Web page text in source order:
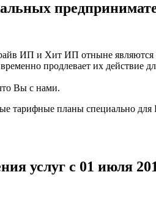
ИП и Хит ИП отныне являются
продлевает их
Вы с нами.
тарифные планы специально
услуг с 01 июля